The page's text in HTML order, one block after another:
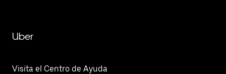
Uber
Visita el Centro de Ayuda